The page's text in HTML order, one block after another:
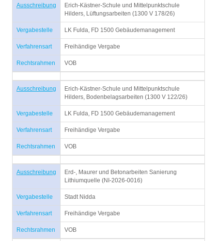
Ausschreibung
Erich-Kästner-Schule und Mittelpunktschule
Hilders, Lüftungsarbeiten (1300 V 178/26)
Vergabestelle LK Fulda, FD 1500 Gebäudemanagement
Verfahrensart Freihändige Vergabe
Rechtsrahmen VOB
Ausschreibung
Erich-Kästner-Schule und Mittelpunktschule
Hilders, Bodenbelagsarbeiten (1300 V 122/26)
Vergabestelle LK Fulda, FD 1500 Gebäudemanagement
Verfahrensart Freihändige Vergabe
Rechtsrahmen VOB
Ausschreibung
Erd-, Maurer und Betonarbeiten Sanierung
Lithiumquelle (NI-2026-0016)
Vergabestelle Stadt Nidda
Verfahrensart Freihändige Vergabe
Rechtsrahmen VOB